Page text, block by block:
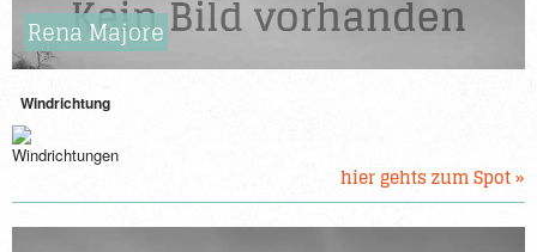
Rena Majore
Windrichtung
hier gehts zum Spot »